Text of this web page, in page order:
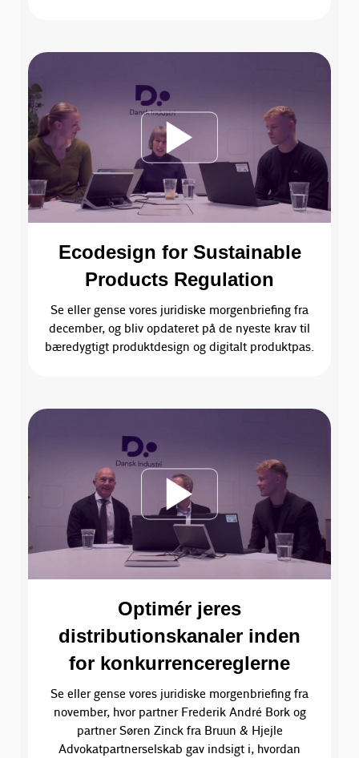
Ecodesign for Sustainable
Products Regulation
Se eller gense vores juridiske morgenbriefing fra
december, og bliv opdateret på de nyeste krav til
bæredygtigt produktdesign og digitalt produktpas.
Optimér jeres
distributionskanaler inden
for konkurrencereglerne
Se eller gense vores juridiske morgenbriefing fra
november, hvor partner Frederik André Bork og
partner Søren Zinck fra Bruun & Hjejle
Advokatpartnerselskab gav indsigt i, hvordan